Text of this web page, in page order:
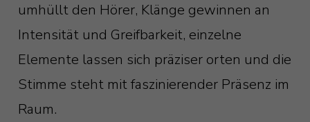
umhüllt den Hörer, Klänge gewinnen an
Intensität und Greifbarkeit, einzelne
Elemente lassen sich präziser orten und die
Stimme steht mit faszinierender Präsenz im
Raum.